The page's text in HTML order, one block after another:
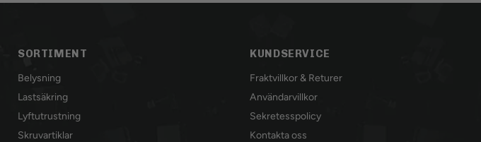
SORTIMENT
Belysning
Lastsäkring
Lyftutrustning
Skruvartiklar
KUNDSERVICE
Fraktvillkor & Returer
Användarvillkor
Sekretesspolicy
Kontakta oss